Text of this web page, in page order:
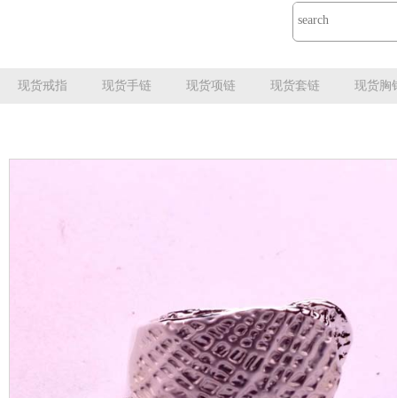
现货戒指 现货手链 现货项链 现货套链 现货胸